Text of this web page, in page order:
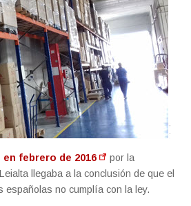
febrero de 2016
por la
llegaba a la conclusión de que el
españolas no cumplía con la ley.